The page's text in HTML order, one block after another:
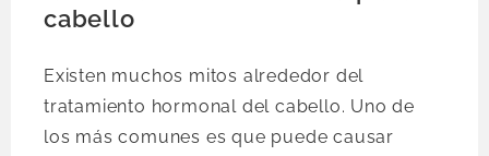
cabello
Existen muchos mitos alrededor del
tratamiento hormonal del cabello. Uno de
los más comunes es que puede causar